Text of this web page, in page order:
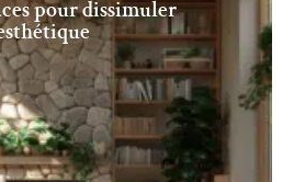
pour dissimuler